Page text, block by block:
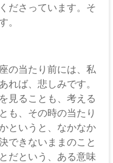
ださっています。そ
。
の当たり前には、私
れば、悲しみです。
見ることも、考える
も、その時の当たり
というと、なかなか
できないままのこと
だという、ある意味